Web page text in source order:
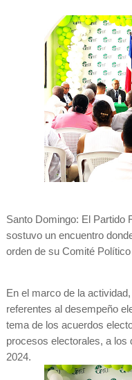
Santo Domingo: El Partido
sostuvo un encuentro
orden de su Comité
En el marco de la
referentes al desempeño
tema de los acuerdos
procesos electorales, a los
2024.